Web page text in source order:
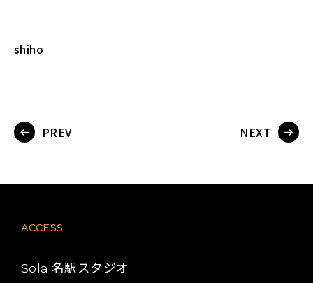
shiho
PREV NEXT
ACCESS
Sola 名駅スタジオ